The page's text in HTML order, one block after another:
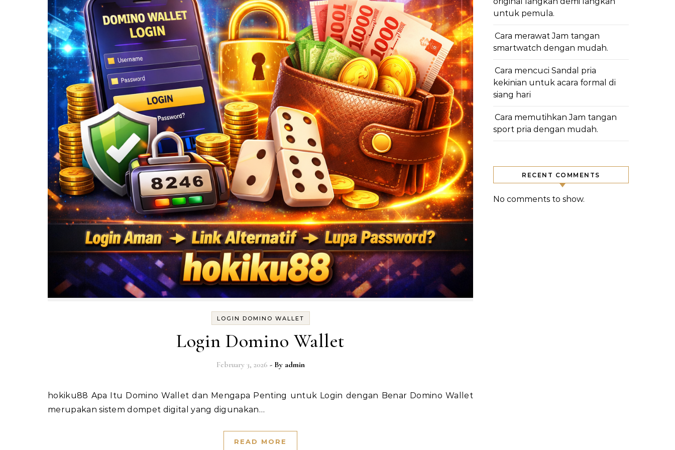
LOGIN DOMINO WALLET
Login Domino Wallet
February 3, 2026 - By admin
hokiku88 Apa Itu Domino Wallet dan Mengapa Penting untuk Login dengan Benar Domino Wallet
merupakan sistem dompet digital yang digunakan…
READ MORE
untuk pemula.
Cara merawat Jam tangan
smartwatch dengan mudah.
Cara mencuci Sandal pria
kekinian untuk acara formal di
siang hari
Cara memutihkan Jam tangan
sport pria dengan mudah.
RECENT COMMENTS
No comments to show.